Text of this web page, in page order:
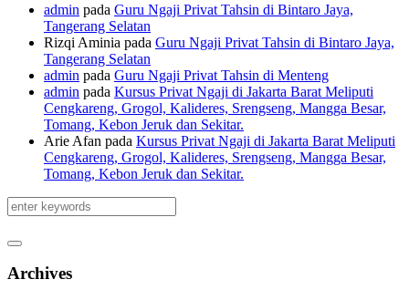
admin pada Guru Ngaji Privat Tahsin di Bintaro Jaya,
Tangerang Selatan
Rizqi Aminia pada Guru Ngaji Privat Tahsin di Bintaro Jaya,
Tangerang Selatan
admin pada Guru Ngaji Privat Tahsin di Menteng
admin pada Kursus Privat Ngaji di Jakarta Barat Meliputi
Cengkareng, Grogol, Kalideres, Srengseng, Mangga Besar,
Tomang, Kebon Jeruk dan Sekitar.
Arie Afan pada Kursus Privat Ngaji di Jakarta Barat Meliputi
Cengkareng, Grogol, Kalideres, Srengseng, Mangga Besar,
Tomang, Kebon Jeruk dan Sekitar.
Archives